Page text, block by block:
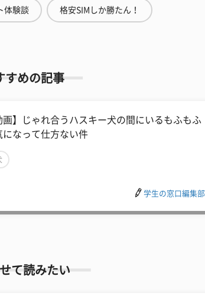
体験談 格安SIMしか勝たん！
すめの記事
画】じゃれ合うハスキー犬の間にいるもふもふ
になって仕方ない件
学生の窓口編集部
て読みたい